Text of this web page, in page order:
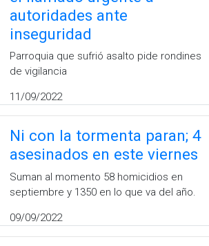
autoridades ante
inseguridad
Parroquia que sufrió asalto pide rondines
de vigilancia
11/09/2022
Ni con la tormenta paran; 4
asesinados en este viernes
Suman al momento 58 homicidios en
septiembre y 1350 en lo que va del año.
09/09/2022